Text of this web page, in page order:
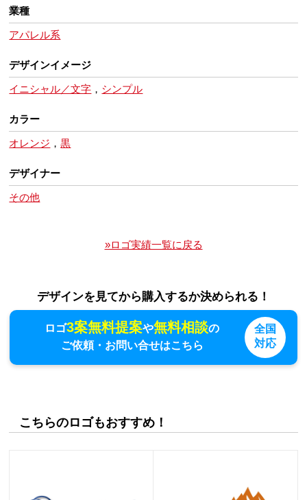
業種
アパレル系
デザインイメージ
イニシャル／文字 ， シンプル
カラー
オレンジ ，黒
デザイナー
その他
»ロゴ実績一覧に戻る
デザインを見てから購入するか決められる！
ロゴ3案無料提案や無料相談の
ご依頼・お問い合せはこちら
全国
対応
こちらのロゴもおすすめ！